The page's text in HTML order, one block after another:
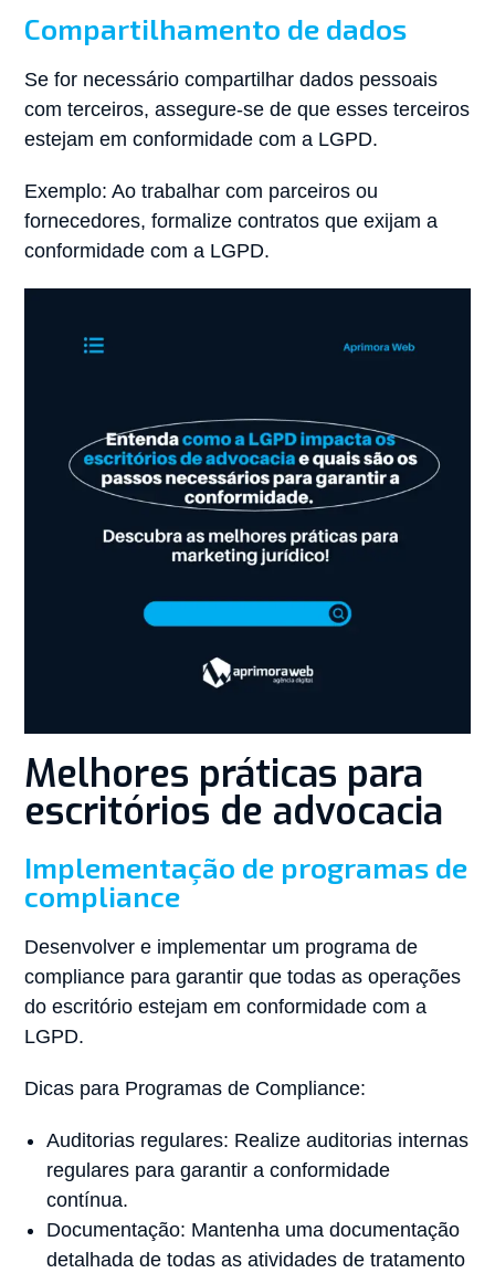
Compartilhamento de dados
Se for necessário compartilhar dados pessoais
com terceiros, assegure-se de que esses terceiros
estejam em conformidade com a LGPD.
Exemplo: Ao trabalhar com parceiros ou
fornecedores, formalize contratos que exijam a
conformidade com a LGPD.
Melhores práticas para
escritórios de advocacia
Implementação de programas de
compliance
Desenvolver e implementar um programa de
compliance para garantir que todas as operações
do escritório estejam em conformidade com a
LGPD.
Dicas para Programas de Compliance:
Auditorias regulares: Realize auditorias internas
regulares para garantir a conformidade
contínua.
Documentação: Mantenha uma documentação
detalhada de todas as atividades de tratamento